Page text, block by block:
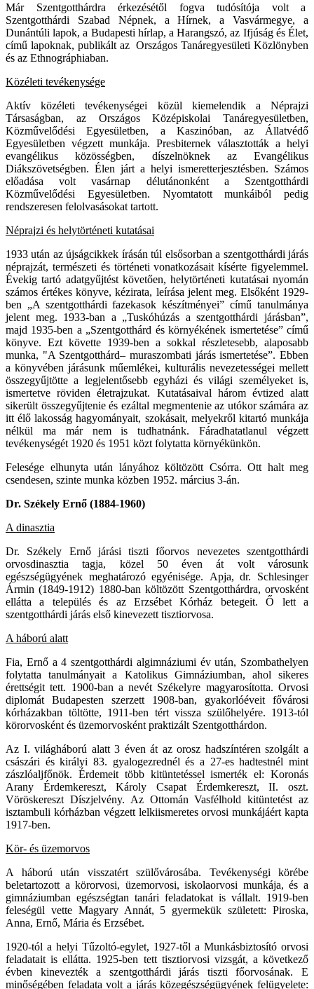
Már Szentgotthárdra érkezésétől fogva tudósítója volt a
Szentgotthárdi Szabad Népnek, a Hírnek, a Vasvármegye, a
Dunántúli lapok, a Budapesti hírlap, a Harangszó, az Ifjúság és Élet,
című lapoknak, publikált az Országos Tanáregyesületi Közlönyben
és az Ethnográphiaban.
Közéleti tevékenysége
Aktív közéleti tevékenységei közül kiemelendik a Néprajzi
Társaságban, az Országos Középiskolai Tanáregyesületben,
Közművelődési Egyesületben, a Kaszinóban, az Állatvédő
Egyesületben végzett munkája. Presbiternek választották a helyi
evangélikus közösségben, díszelnöknek az Evangélikus
Diákszövetségben. Élen járt a helyi ismeretterjesztésben. Számos
előadása volt vasárnap délutánonként a Szentgotthárdi
Közművelődési Egyesületben. Nyomtatott munkáiból pedig
rendszeresen felolvasásokat tartott.
Néprajzi és helytörténeti kutatásai
1933 után az újságcikkek írásán túl elsősorban a szentgotthárdi járás
néprajzát, természeti és történeti vonatkozásait kísérte figyelemmel.
Évekig tartó adatgyűjtést követően, helytörténeti kutatásai nyomán
számos értékes könyve, kézirata, leírása jelent meg. Elsőként 1929-
ben „A szentgotthárdi fazekasok készítményei” című tanulmánya
jelent meg. 1933-ban a „Tuskóhúzás a szentgotthárdi járásban”,
majd 1935-ben a „Szentgotthárd és környékének ismertetése” című
könyve. Ezt követte 1939-ben a sokkal részletesebb, alaposabb
munka, "A Szentgotthárd– muraszombati járás ismertetése”. Ebben
a könyvében járásunk műemlékei, kulturális nevezetességei mellett
összegyűjtötte a legjelentősebb egyházi és világi személyeket is,
ismertetve röviden életrajzukat. Kutatásaival három évtized alatt
sikerült összegyűjtenie és ezáltal megmentenie az utókor számára az
itt élő lakosság hagyományait, szokásait, melyekről kitartó munkája
nélkül ma már nem is tudhatnánk. Fáradhatatlanul végzett
tevékenységét 1920 és 1951 közt folytatta környékünkön.
Felesége elhunyta után lányához költözött Csórra. Ott halt meg
csendesen, szinte munka közben 1952. március 3-án.
Dr. Székely Ernő (1884-1960)
A dinasztia
Dr. Székely Ernő járási tiszti főorvos nevezetes szentgotthárdi
orvosdinasztia tagja, közel 50 éven át volt városunk
egészségügyének meghatározó egyénisége. Apja, dr. Schlesinger
Ármin (1849-1912) 1880-ban költözött Szentgotthárdra, orvosként
ellátta a település és az Erzsébet Kórház betegeit. Ő lett a
szentgotthárdi járás első kinevezett tisztiorvosa.
A háború alatt
Fia, Ernő a 4 szentgotthárdi algimnáziumi év után, Szombathelyen
folytatta tanulmányait a Katolikus Gimnáziumban, ahol sikeres
érettségit tett. 1900-ban a nevét Székelyre magyarosította. Orvosi
diplomát Budapesten szerzett 1908-ban, gyakorlóéveit fővárosi
kórházakban töltötte, 1911-ben tért vissza szülőhelyére. 1913-tól
körorvosként és üzemorvosként praktizált Szentgotthárdon.
Az I. világháború alatt 3 éven át az orosz hadszíntéren szolgált a
császári és királyi 83. gyalogezrednél és a 27-es hadtestnél mint
zászlóaljfőnök. Érdemeit több kitüntetéssel ismerték el: Koronás
Arany Érdemkereszt, Károly Csapat Érdemkereszt, II. oszt.
Vöröskereszt Díszjelvény. Az Ottomán Vasfélhold kitüntetést az
isztambuli kórházban végzett lelkiismeretes orvosi munkájáért kapta
1917-ben.
Kör- és üzemorvos
A háború után visszatért szülővárosába. Tevékenységi körébe
beletartozott a körorvosi, üzemorvosi, iskolaorvosi munkája, és a
gimnáziumban egészségtan tanári feladatokat is vállalt. 1919-ben
feleségül vette Magyary Annát, 5 gyermekük született: Piroska,
Anna, Ernő, Mária és Erzsébet.
1920-tól a helyi Tűzoltó-egylet, 1927-től a Munkásbiztosító orvosi
feladatait is ellátta. 1925-ben tett tisztiorvosi vizsgát, a következő
évben kinevezték a szentgotthárdi járás tiszti főorvosának. E
minőségében feladata volt a járás közegészségügyének felügyelete: